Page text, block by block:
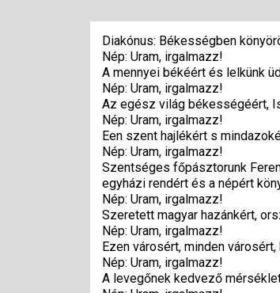
Diakónus: Békességben
Nép: Uram, irgalmazz!
A mennyei békéért és lelkünk
Nép: Uram, irgalmazz!
Az egész világ békességéért,
Nép: Uram, irgalmazz!
Een szent hajlékért s
Nép: Uram, irgalmazz!
Szentséges főpásztorunk
egyházi rendért és a népért
Nép: Uram, irgalmazz!
Szeretett magyar hazánkért,
Nép: Uram, irgalmazz!
Ezen városért, minden
Nép: Uram, irgalmazz!
A levegőnek kedvező